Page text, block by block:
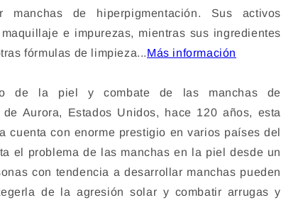
manchas de hiperpigmentación. Sus activos
e impurezas, mientras sus ingredientes
fórmulas de limpieza...Más información
de la piel y combate de las manchas de
Aurora, Estados Unidos, hace 120 años, esta
cuenta con enorme prestigio en varios países del
el problema de las manchas en la piel desde un
con tendencia a desarrollar manchas pueden
de la agresión solar y combatir arrugas y